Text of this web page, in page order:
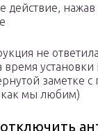
действие, нажав
не
время
заметке
мы любим)